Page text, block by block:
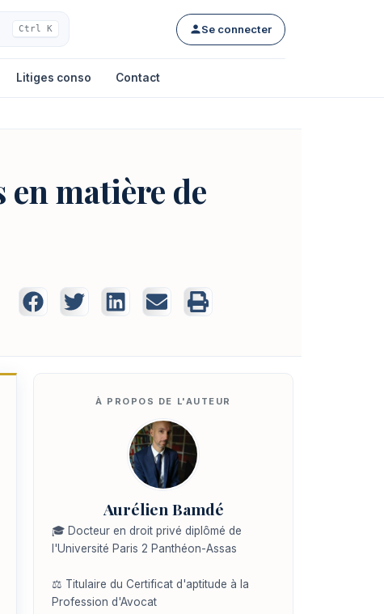
Ctrl K Se connecter
Litiges conso Contact
matière de
Aurélien Bamdé
🎓 Docteur en droit privé diplômé de
l'Université Paris 2 Panthéon-Assas
⚖️ Titulaire du Certificat d'aptitude à la
Profession d'Avocat